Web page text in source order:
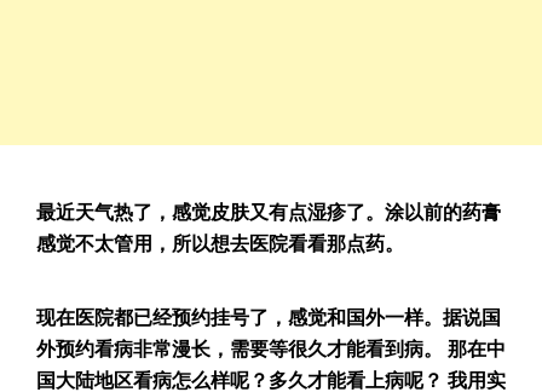
最近天气热了，感觉皮肤又有点湿疹了。涂以前的药膏
感觉不太管用，所以想去医院看看那点药。
现在医院都已经预约挂号了，感觉和国外一样。据说国
外预约看病非常漫长，需要等很久才能看到病。 那在中
国大陆地区看病怎么样呢？多久才能看上病呢？ 我用实